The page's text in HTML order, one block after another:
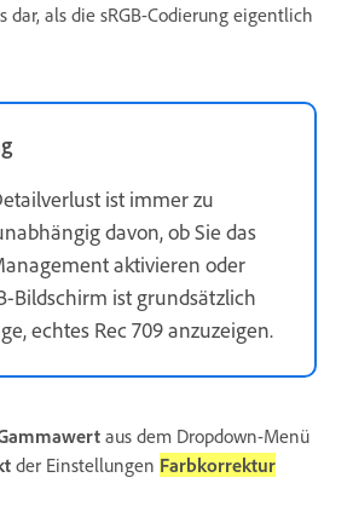
dar, als die sRGB-Codierung eigentlich
ist immer zu
davon, ob Sie das
aktivieren oder
Bildschirm ist grundsätzlich
echtes Rec 709 anzuzeigen.
aus dem Dropdown-Menü
der Einstellungen Farbkorrektur